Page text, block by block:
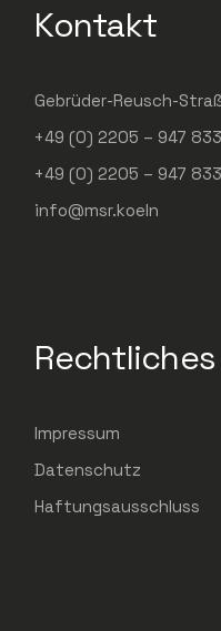
Kontakt
Gebrüder-Reusch-
+49 (0) 2205 – 947
+49 (0) 2205 – 947
info@msr.koeln
Rechtliches
Impressum
Datenschutz
Haftungsausschluss